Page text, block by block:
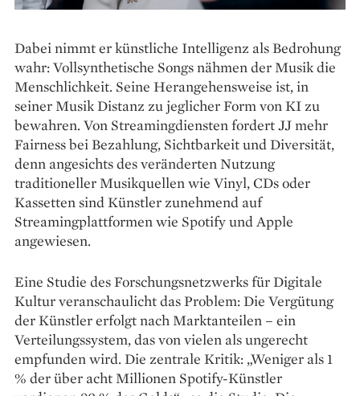
Dabei nimmt er künstliche Intelligenz als Be­drohung
wahr: Vollsynthetische Songs nähmen der Musik die
Menschlichkeit. Seine Herangehensweise ist, in
seiner Musik Distanz zu jeg­licher Form von KI zu
bewahren. Von Streamingdiensten fordert JJ mehr
Fairness bei Bezahlung, Sichtbarkeit und Diversität,
denn angesichts des veränderten Nutzung
traditioneller Musikquellen wie Vinyl, CDs oder
Kassetten sind Künstler zunehmend auf
Streamingplattformen wie Spotify und Apple
angewiesen.
Eine Studie des Forschungsnetzwerks für Digitale
Kultur veranschaulicht das Problem: Die Vergütung
der Künstler erfolgt nach Marktanteilen – ein
Verteilungssystem, das von vielen als ungerecht
empfunden wird. Die zentrale Kritik: „Weniger als 1
% der über acht Millionen Spotify-Künstler